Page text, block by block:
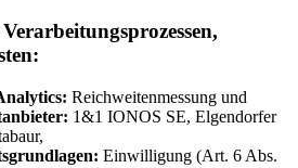
Reichweitenmessung und
1&1 IONOS SE, Elgendorfer
Einwilligung (Art. 6 Abs.